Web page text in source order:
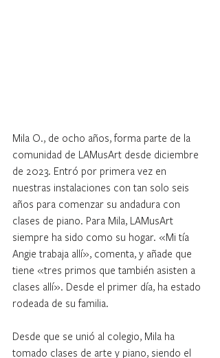
Mila O., de ocho años, forma parte de la
comunidad de LAMusArt desde diciembre
de 2023. Entró por primera vez en
nuestras instalaciones con tan solo seis
años para comenzar su andadura con
clases de piano. Para Mila, LAMusArt
siempre ha sido como su hogar. «Mi tía
Angie trabaja allí», comenta, y añade que
tiene «tres primos que también asisten a
clases allí». Desde el primer día, ha estado
rodeada de su familia.
Desde que se unió al colegio, Mila ha
tomado clases de arte y piano, siendo el